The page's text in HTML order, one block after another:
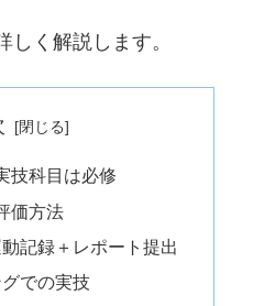
しく解説します。
技科目は必修
価方法
記録＋レポート提出
での実技